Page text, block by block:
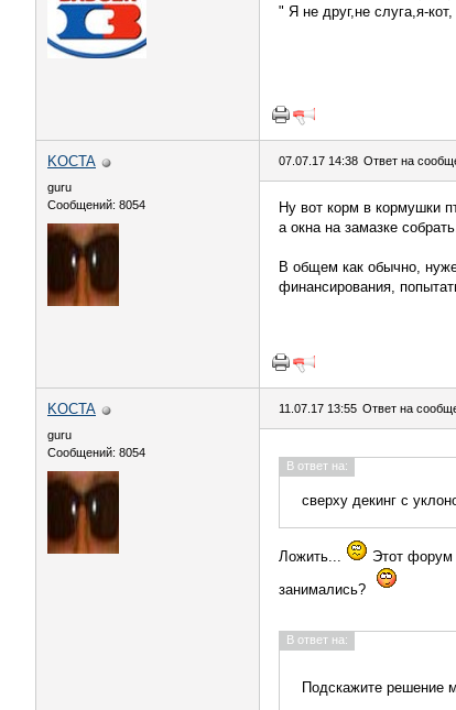
" Я не друг,не слуга,я-
KOCTA
guru
Сообщений: 8054
07.07.17 14:38 Ответ на
Ну вот корм в кормушки
а окна на замазке
В общем как обычно,
финансирования,
KOCTA
guru
Сообщений: 8054
11.07.17 13:55 Ответ на
В ответ на:
сверху декинг с
Ложить...
Этот форум
занимались?
В ответ на:
Подскажите решение